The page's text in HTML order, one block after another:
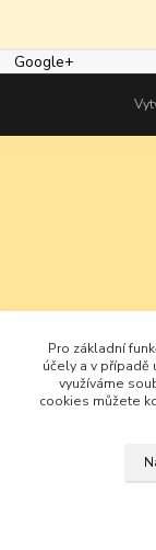
Google+
Pro základní
účely a v
využíváme
cookies můžete